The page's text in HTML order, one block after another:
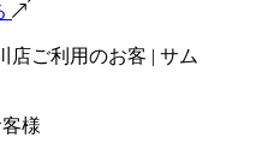
様